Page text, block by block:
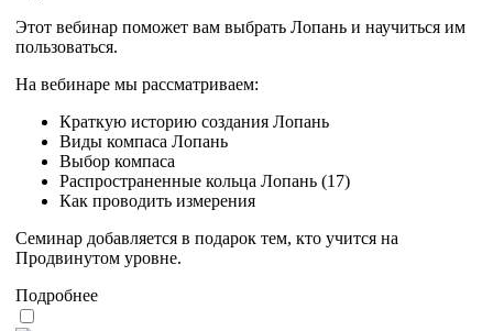
Этот вебинар поможет вам выбрать Лопань и научиться им
пользоваться.
На вебинаре мы рассматриваем:
Краткую историю создания Лопань
Виды компаса Лопань
Выбор компаса
Распространенные кольца Лопань (17)
Как проводить измерения
Семинар добавляется в подарок тем, кто учится на
Продвинутом уровне.
Подробнее